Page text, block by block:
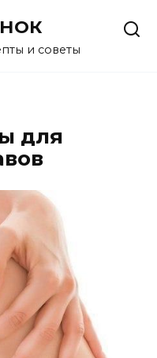
и советы
для